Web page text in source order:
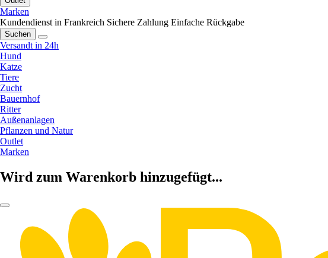
Marken
Kundendienst in Frankreich Sichere Zahlung Einfache Rückgabe
Suchen
Versandt in 24h
Hund
Katze
Tiere
Zucht
Bauernhof
Ritter
Außenanlagen
Pflanzen und Natur
Outlet
Marken
Wird zum Warenkorb hinzugefügt...